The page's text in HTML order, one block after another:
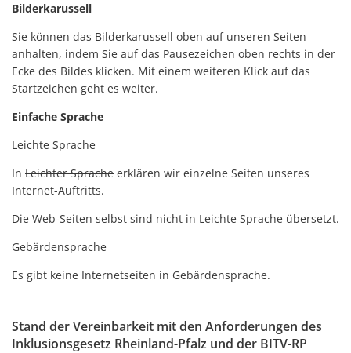
Bilderkarussell
Sie können das Bilderkarussell oben auf unseren Seiten
anhalten, indem Sie auf das Pausezeichen oben rechts in der
Ecke des Bildes klicken. Mit einem weiteren Klick auf das
Startzeichen geht es weiter.
Einfache Sprache
Leichte Sprache
In Leichter Sprache erklären wir einzelne Seiten unseres
Internet-Auftritts.
Die Web-Seiten selbst sind nicht in Leichte Sprache übersetzt.
Gebärdensprache
Es gibt keine Internetseiten in Gebärdensprache.
Stand der Vereinbarkeit mit den Anforderungen des
Inklusionsgesetz Rheinland-Pfalz und der BITV-RP